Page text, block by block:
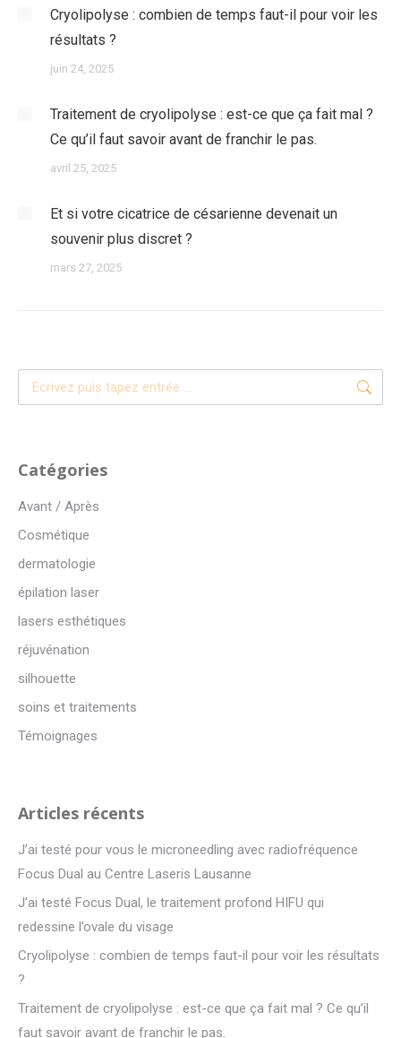
Cryolipolyse : combien de temps faut-il pour voir les
résultats ?
juin 24, 2025
Traitement de cryolipolyse : est-ce que ça fait mal ?
Ce qu’il faut savoir avant de franchir le pas.
avril 25, 2025
Et si votre cicatrice de césarienne devenait un
souvenir plus discret ?
mars 27, 2025
Recherche
:
Catégories
Avant / Après
Cosmétique
dermatologie
épilation laser
lasers esthétiques
réjuvénation
silhouette
soins et traitements
Témoignages
Articles récents
J’ai testé pour vous le microneedling avec radiofréquence
Focus Dual au Centre Laseris Lausanne
J’ai testé Focus Dual, le traitement profond HIFU qui
redessine l’ovale du visage
Cryolipolyse : combien de temps faut-il pour voir les résultats
?
Traitement de cryolipolyse : est-ce que ça fait mal ? Ce qu’il
faut savoir avant de franchir le pas.